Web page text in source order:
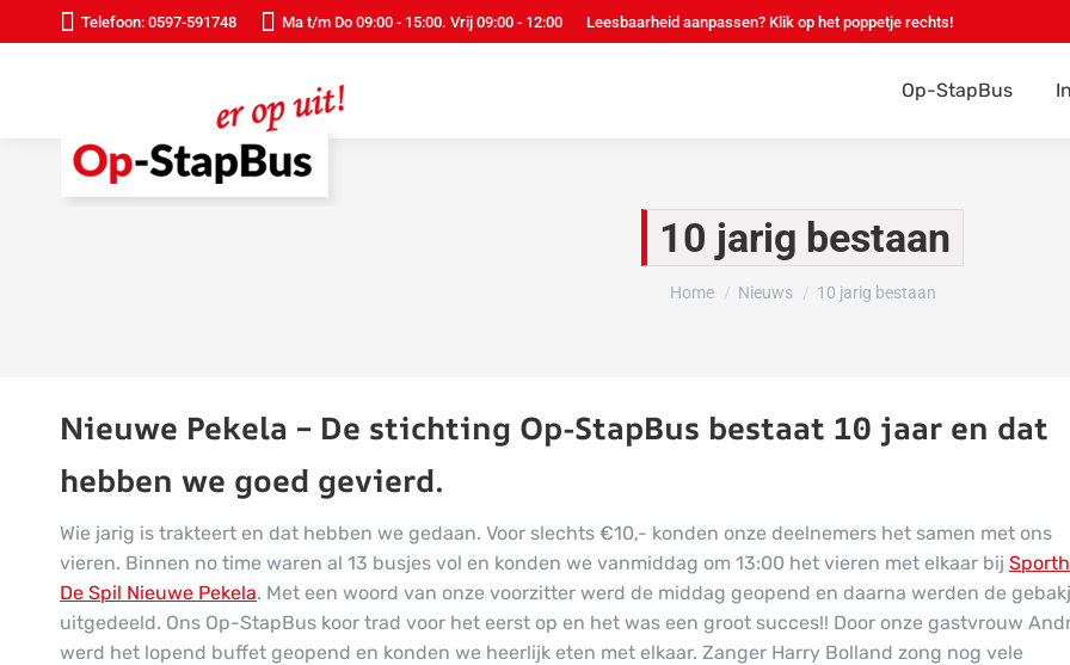
Telefoon: 0597-591748 Ma t/m Do 09:00 - 15:00. Vrij 09:00 - 12:00 Leesbaarheid aanpassen? Klik op het poppetje rechts!
Op-StapBus
10 jarig bestaan
Je bent hier:
Home Nieuws 10 jarig bestaan
Nieuwe Pekela – De stichting Op-StapBus bestaat 10 jaar en dat
hebben we goed gevierd.
Wie jarig is trakteert en dat hebben we gedaan. Voor slechts €10,- konden onze deelnemers het samen met ons
vieren. Binnen no time waren al 13 busjes vol en konden we vanmiddag om 13:00 het vieren met elkaar bij
De Spil Nieuwe Pekela. Met een woord van onze voorzitter werd de middag geopend en daarna werden de
uitgedeeld. Ons Op-StapBus koor trad voor het eerst op en het was een groot succes!! Door onze gastvrouw
werd het lopend buffet geopend en konden we heerlijk eten met elkaar. Zanger Harry Bolland zong nog vele